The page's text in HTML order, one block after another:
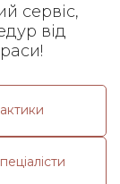
сервіс,
від